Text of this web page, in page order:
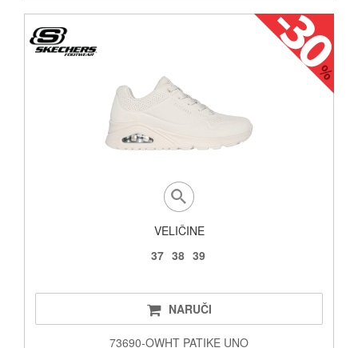
VELIČINE
37 38 39
NARUČI
73690-OWHT PATIKE UNO